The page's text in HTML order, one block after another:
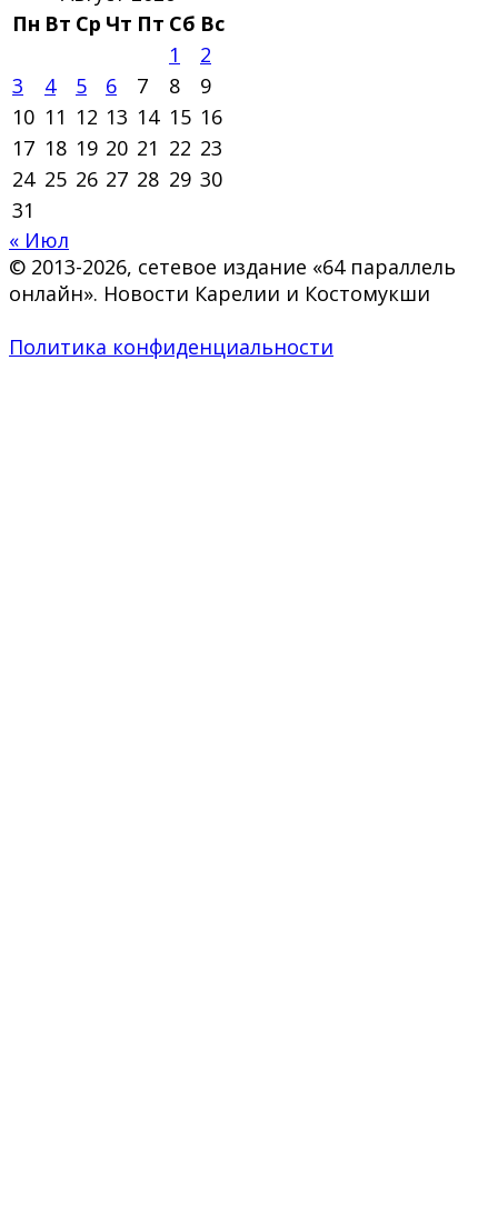
Пн Вт Ср Чт Пт Сб Вс
1
2
3
4 5 6 7 8
9
10 11 12 13 14 15 16
17 18 19 20 21 22 23
24 25 26 27 28 29 30
31
« Июл
© 2013-2026, сетевое издание «64 параллель
онлайн». Новости Карелии и Костомукши
Политика конфиденциальности